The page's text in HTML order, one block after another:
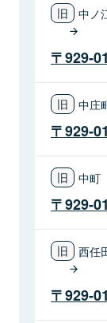
中ノ
929-
中庄
929-
中町
929-
西任
929-